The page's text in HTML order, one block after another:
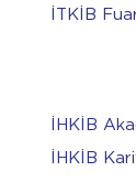
İTKİB
İHKİB
İHKİB